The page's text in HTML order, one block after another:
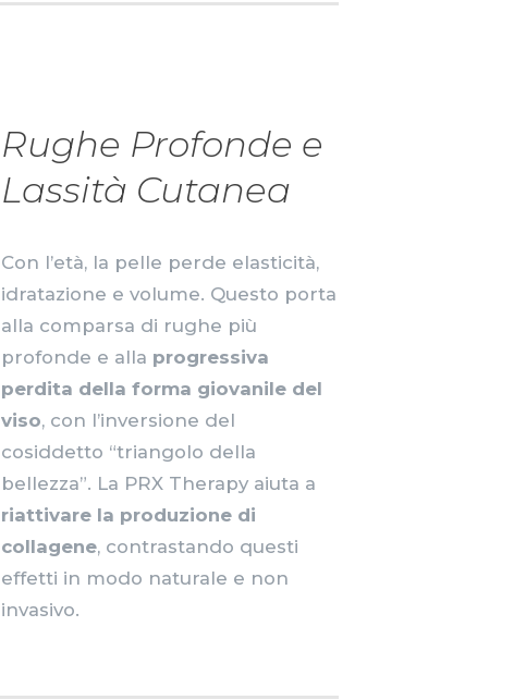
Rughe Profonde e
Lassità Cutanea
Con l’età, la pelle perde elasticità,
idratazione e volume. Questo porta
alla comparsa di rughe più
profonde e alla progressiva
perdita della forma giovanile del
viso, con l’inversione del
cosiddetto “triangolo della
bellezza”. La PRX Therapy aiuta a
riattivare la produzione di
collagene, contrastando questi
effetti in modo naturale e non
invasivo.